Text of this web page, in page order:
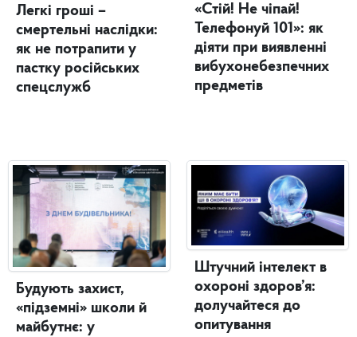
Легкі гроші –
смертельні наслідки:
як не потрапити у
пастку російських
спецслужб
Будують захист,
«підземні» школи й
майбутнє: у
«Стій! Не чіпай!
Телефонуй 101»: як
діяти при виявленні
вибухонебезпечних
предметів
Штучний інтелект в
охороні здоров’я:
долучайтеся до
опитування